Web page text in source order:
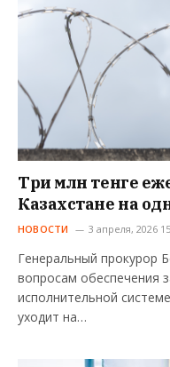
Три млн тенге
Казахстане на
НОВОСТИ 3 апреля, 2026
Генеральный прокурор
вопросам обеспечения
исполнительной
уходит на…